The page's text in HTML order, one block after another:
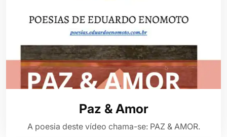
Paz & Amor
A poesia deste vídeo chama-se: PAZ & AMOR.